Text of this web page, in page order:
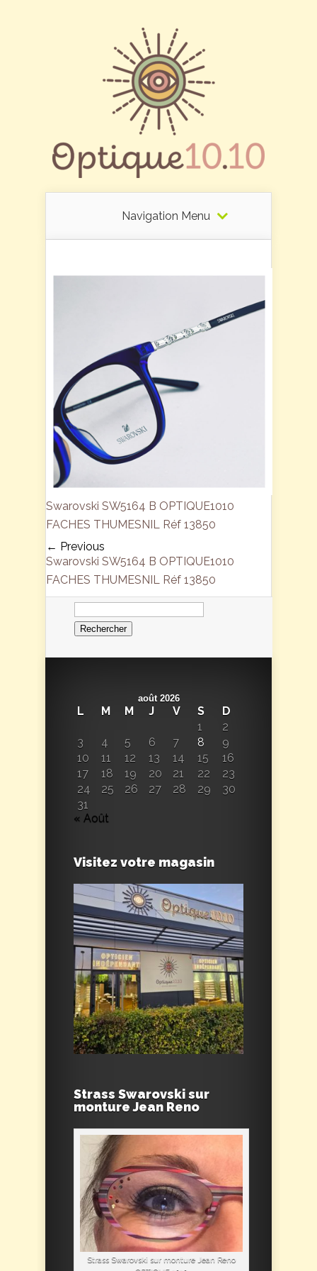
Navigation Menu
Swarovski SW5164 B OPTIQUE1010
FACHES THUMESNIL Réf 13850
← Previous
Swarovski SW5164 B OPTIQUE1010
FACHES THUMESNIL Réf 13850
Rechercher :
août 2026
L M M J V S
D
1
2
3
4 5 6 7 8
9
10
11 12 13 14 15
16
17
18 19 20 21 22
23
24
25 26 27 28 29
30
31
« Août
Visitez votre magasin
Strass Swarovski sur
monture Jean Reno
Strass Swarovski sur monture Jean Reno